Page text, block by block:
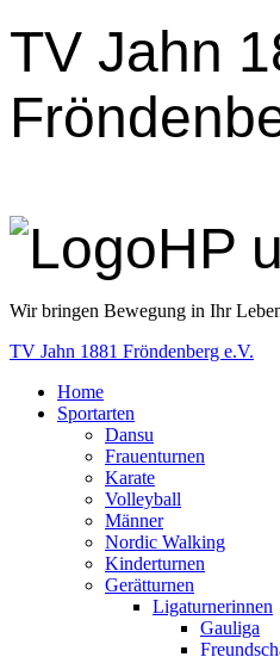
TV Jahn
Wir bringen Bewegung in Ihr
TV Jahn 1881 Fröndenberg e.V.
Home
Sportarten
Dansu
Frauenturnen
Karate
Volleyball
Männer
Nordic Walking
Kinderturnen
Gerätturnen
Ligaturnerinnen
Gauliga